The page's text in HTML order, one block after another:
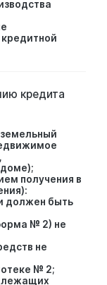
кредита
получения в
должен быть
№ 2) не
не
№ 2;